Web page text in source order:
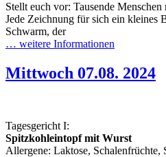
Stellt euch vor: Tausende
Jede Zeichnung für sich ein kleines
Schwarm, der
… weitere Informationen
Mittwoch 07.08. 2024
Tagesgericht I:
Spitzkohleintopf mit Wurst
Allergene: Laktose, Schalenfrüchte,